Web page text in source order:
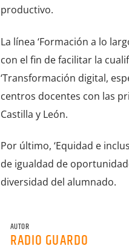
productivo.
La línea ‘Formación a lo
con el fin de facilitar la
‘Transformación digital,
centros docentes con las
Castilla y León.
Por último, ‘Equidad e
de igualdad de
diversidad del alumnado.
AUTOR
RADIO GUARDO